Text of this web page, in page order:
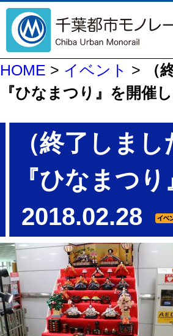
HOME > イベント >
（
『ひなまつり』を開催
（終了しま
『ひなまつ
2018.02.28